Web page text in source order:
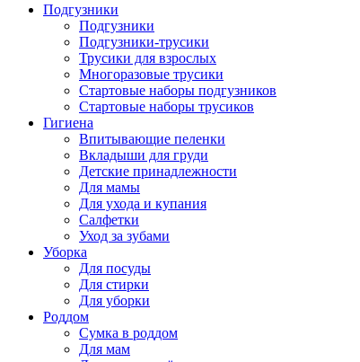
Подгузники
Подгузники
Подгузники-трусики
Трусики для взрослых
Многоразовые трусики
Стартовые наборы подгузников
Стартовые наборы трусиков
Гигиена
Впитывающие пеленки
Вкладыши для груди
Детские принадлежности
Для мамы
Для ухода и купания
Салфетки
Уход за зубами
Уборка
Для посуды
Для стирки
Для уборки
Роддом
Сумка в роддом
Для мам